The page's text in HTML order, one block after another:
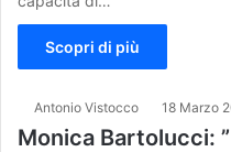
Scopri di più
Antonio Vistocco 18 Marzo
Monica Bartolucci: